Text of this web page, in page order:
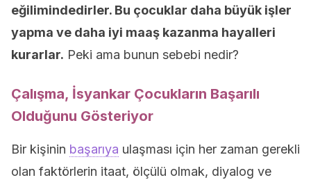
eğilimindedirler. Bu çocuklar daha büyük işler
yapma ve daha iyi maaş kazanma hayalleri
kurarlar. Peki ama bunun sebebi nedir?
Çalışma, İsyankar Çocukların Başarılı
Olduğunu Gösteriyor
Bir kişinin başarıya ulaşması için her zaman gerekli
olan faktörlerin itaat, ölçülü olmak, diyalog ve